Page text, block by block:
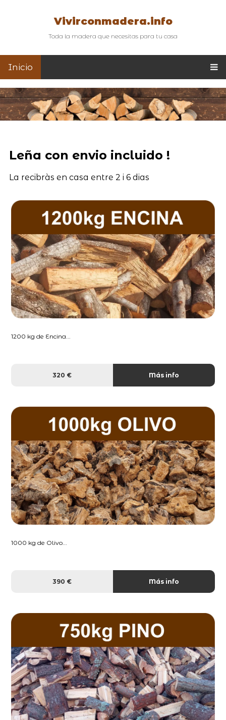
Vivirconmadera.info
Toda la madera que necesitas para tu casa
Inicio
Leña con envio incluido !
La recibràs en casa entre 2 i 6 dias
1200 kg de Encina...
320 € Más info
1000 kg de Olivo...
390 € Más info